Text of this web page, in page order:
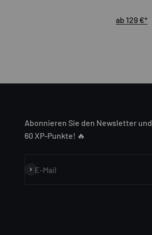
ab 129 €*
Abonnieren Sie den Newsletter
60 XP-Punkte! 🔥
E-Mail
Abonnieren